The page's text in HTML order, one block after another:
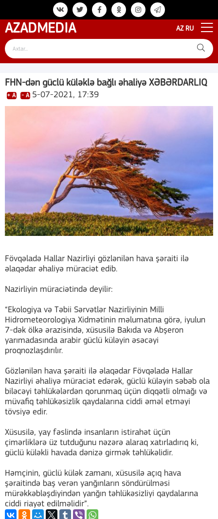
AZADMEDIA AZ RU
FHN-dən güclü küləklə bağlı əhaliyə XƏBƏRDARLIQ
+ A - A 5-07-2021, 17:39
Fövqəladə Hallar Nazirliyi gözlənilən hava şəraiti ilə
əlaqədar əhaliyə müraciət edib.
Nazirliyin müraciətində deyilir:
“Ekologiya və Təbii Sərvətlər Nazirliyinin Milli
Hidrometeorologiya Xidmətinin məlumatına görə, iyulun
7-dək ölkə ərazisində, xüsusilə Bakıda və Abşeron
yarımadasında arabir güclü küləyin əsəcəyi
proqnozlaşdırılır.
Gözlənilən hava şəraiti ilə əlaqədar Fövqəladə Hallar
Nazirliyi əhaliyə müraciət edərək, güclü küləyin səbəb ola
biləcəyi təhlükələrdən qorunmaq üçün diqqətli olmağı və
müvafiq təhlükəsizlik qaydalarına ciddi əməl etməyi
tövsiyə edir.
Xüsusilə, yay fəslində insanların istirahət üçün
çimərliklərə üz tutduğunu nəzərə alaraq xatırladırıq ki,
güclü küləkli havada dənizə girmək təhlükəlidir.
Həmçinin, güclü külək zamanı, xüsusilə açıq hava
şəraitində baş verən yanğınların söndürülməsi
mürəkkəbləşdiyindən yanğın təhlükəsizliyi qaydalarına
ciddi riayət edilməlidir”.